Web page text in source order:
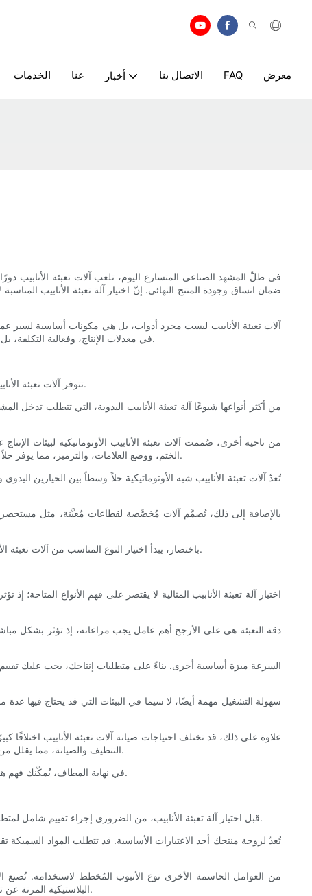
الخدمات عنا أخبار الاتصال بنا FAQ معرض
في ظلّ المشهد الصناعي المتسارع اليوم، تلعب آلات تعبئة الأنابيب
ضمان اتساق وجودة المنتج النهائي. إنّ اختيار آلة تعبئة الأنابيب
آلات تعبئة الأنابيب ليست مجرد أدوات، بل هي مكونات أساسية لسير عمل
في معدلات الإنتاج، وفعالية التكلفة، بل وحتى جودة المنتج المُعبأ. انضم إلينا لنستكشف أنواع آلات تعبئة الأنابيب المتاحة، والعوامل المؤثرة في اختيارك، ونقدم لك رؤىً قيّمة لتحسين عملياتك.
تتوفر آلات تعبئة الأنابيب بأنواع مختلفة، كل منها مصمم لتطبيقات محددة ومستويات إنتاج متفاوتة. يُعد فهم هذه الأنواع أمرًا بالغ الأهمية لاختيار ما يناسب احتياجاتك التشغيلية.
من أكثر أنواعها شيوعًا آلة تعبئة الأنابيب اليدوية، التي تتطلب تدخل
من ناحية أخرى، صُممت آلات تعبئة الأنابيب الأوتوماتيكية لبيئات
الختم، ووضع العلامات، والترميز، مما يوفر حلاً متكاملاً. باستخدام آلة التعبئة الأوتوماتيكية، يُمكن للمُصنّعين زيادة الكفاءة بشكل كبير وخفض تكاليف العمالة، مما يجعلها خيارًا ممتازًا للعمليات الكبيرة.
تُعدّ آلات تعبئة الأنابيب شبه الأوتوماتيكية حلاً وسطاً بين الخيارين
بالإضافة إلى ذلك، تُصمَّم آلات مُخصَّصة لقطاعات مُعيَّنة، مثل
باختصار، يبدأ اختيار النوع المناسب من آلات تعبئة الأنابيب بفهم تطبيقك المحدد، وحجم إنتاجك، وقيود الميزانية. لكل نوع مزاياه وعيوبه، وموازنة هذه العوامل تُحسّن توافقه مع الأهداف التشغيلية لشركتك.
اختيار آلة تعبئة الأنابيب المثالية لا يقتصر على فهم الأنواع
دقة التعبئة هي على الأرجح أهم عامل يجب مراعاته، إذ تؤثر بشكل
السرعة ميزة أساسية أخرى. بناءً على متطلبات إنتاجك، يجب عليك تقييم
سهولة التشغيل مهمة أيضًا، لا سيما في البيئات التي قد يحتاج فيها
علاوة على ذلك، قد تختلف احتياجات صيانة آلات تعبئة الأنابيب
التنظيف والصيانة، مما يقلل من الوقت وتكاليف العمالة المرتبطة بالصيانة. عند تقييم الآلات المحتملة، استفسر عن جداول صيانتها وما إذا كانت تتطلب تدريبًا متخصصًا للصيانة الدورية.
في نهاية المطاف، يُمكّنك فهم هذه الميزات من اتخاذ قرار مدروس. فالميزات المناسبة لا تُحسّن الإنتاجية فحسب، بل تضمن أيضًا توافق الآلات التي تستثمر فيها مع رسالة وقيم عملك.
قبل اختيار آلة تعبئة الأنابيب، من الضروري إجراء تقييم شامل لمتطلبات منتجك. فكل نوع من المنتجات، سواءً كريمات أو جل أو مراهم أو سوائل، يُمثل تحديات ومواصفات فريدة من حيث طرق التعبئة والمواد والصيانة.
تُعدّ لزوجة منتجك أحد الاعتبارات الأساسية. قد تتطلب المواد
من العوامل الحاسمة الأخرى نوع الأنبوب المُخطط لاستخدامه. تُصنع
البلاستيكية المرنة عن تلك المُستخدمة في أنابيب الألومنيوم الصلبة. يجب مراعاة نوع أغطية العنق والطرف التي تحتاجها، لأن ذلك قد يُؤثر بشكل أكبر على نوع الآلة المطلوبة.